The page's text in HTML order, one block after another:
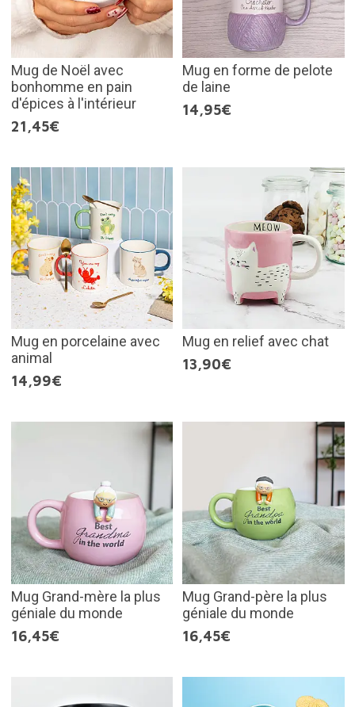
Mug de Noël avec
bonhomme en pain
d'épices à l'intérieur
21,45€
Mug en forme de pelote
de laine
14,95€
Mug en porcelaine avec
animal
14,99€
Mug en relief avec chat
13,90€
Mug Grand-mère la plus
géniale du monde
16,45€
Mug Grand-père la plus
géniale du monde
16,45€